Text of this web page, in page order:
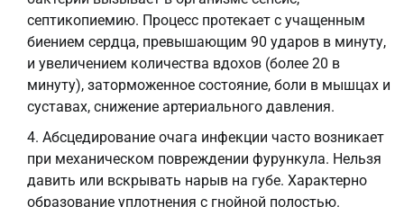
септикопиемию. Процесс протекает с учащенным
биением сердца, превышающим 90 ударов в минуту,
и увеличением количества вдохов (более 20 в
минуту), заторможенное состояние, боли в мышцах и
суставах, снижение артериального давления.
Абсцедирование очага инфекции часто возникает
при механическом повреждении фурункула. Нельзя
давить или вскрывать нарыв на губе. Характерно
образование уплотнения с гнойной полостью.